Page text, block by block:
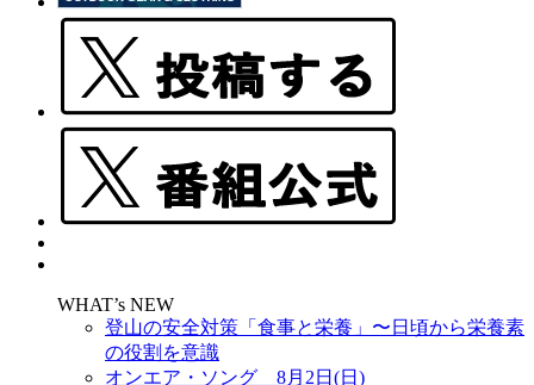
WHAT’s NEW
登山の安全対策「食事と栄養」〜日頃から栄養素
の役割を意識
オンエア・ソング 8月2日(日)